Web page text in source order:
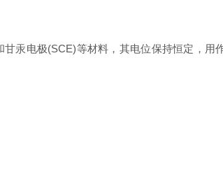
电极(SCE)等材料，其电位保持恒定，用